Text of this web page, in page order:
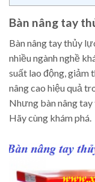
Bàn nâng tay
Bàn nâng tay thủy
nhiều ngành nghề
suất lao động, giảm
nâng cao hiệu quả
Nhưng bàn nâng
Hãy cùng khám phá.